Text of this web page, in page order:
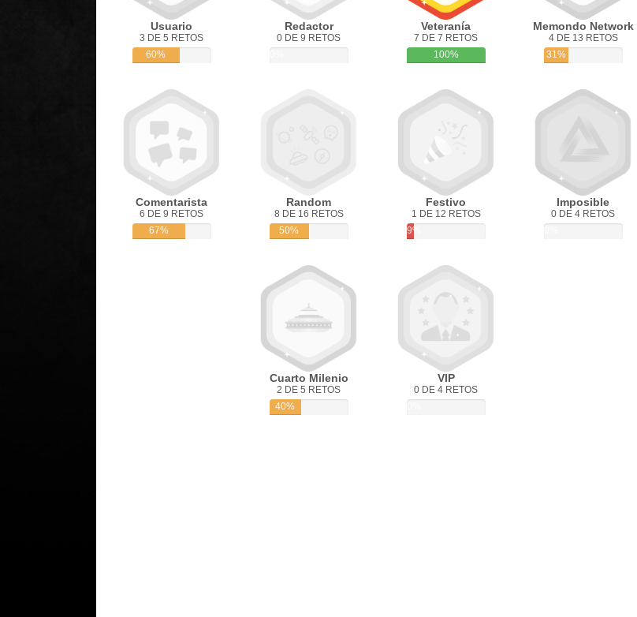
Usuario
3 DE 5 RETOS
60%
Redactor
0 DE 9 RETOS
Veteranía
7 DE 7 RETOS
100%
Memondo Network
4 DE 13 RETOS
31%
Comentarista
6 DE 9 RETOS
67%
Random
8 DE 16 RETOS
50%
Festivo
1 DE 12 RETOS
9%
Imposible
0 DE 4 RETOS
Cuarto Milenio
2 DE 5 RETOS
40%
VIP
0 DE 4 RETOS